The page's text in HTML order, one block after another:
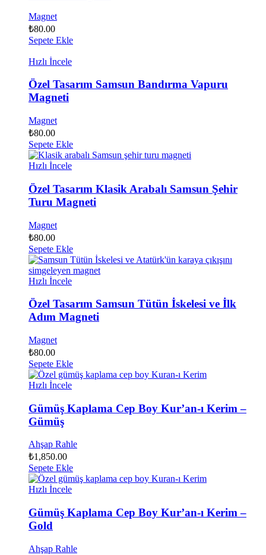
Magnet
₺80.00
Sepete Ekle
Hızlı İncele
Özel Tasarım Samsun Bandırma Vapuru
Magneti
Magnet
₺80.00
Sepete Ekle
Hızlı İncele
Özel Tasarım Klasik Arabalı Samsun Şehir
Turu Magneti
Magnet
₺80.00
Sepete Ekle
Hızlı İncele
Özel Tasarım Samsun Tütün İskelesi ve İlk
Adım Magneti
Magnet
₺80.00
Sepete Ekle
Hızlı İncele
Gümüş Kaplama Cep Boy Kur’an-ı Kerim –
Gümüş
Ahşap Rahle
₺1,850.00
Sepete Ekle
Hızlı İncele
Gümüş Kaplama Cep Boy Kur’an-ı Kerim –
Gold
Ahşap Rahle